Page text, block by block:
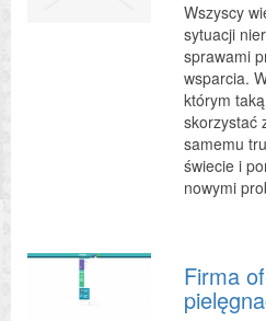
Wszyscy
sytuacji
sprawami
wsparcia.
którym
skorzystać
samemu
świecie i
nowymi
Firma